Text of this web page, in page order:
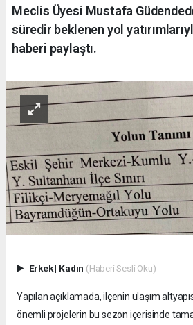
Meclis Üyesi Mustafa
süredir beklenen yol
haberi paylaştı.
Erkek| Kadın (Haberi Sesli Oku)
Yapılan açıklamada, ilçenin ulaşım
önemli projelerin bu sezon içerisinde